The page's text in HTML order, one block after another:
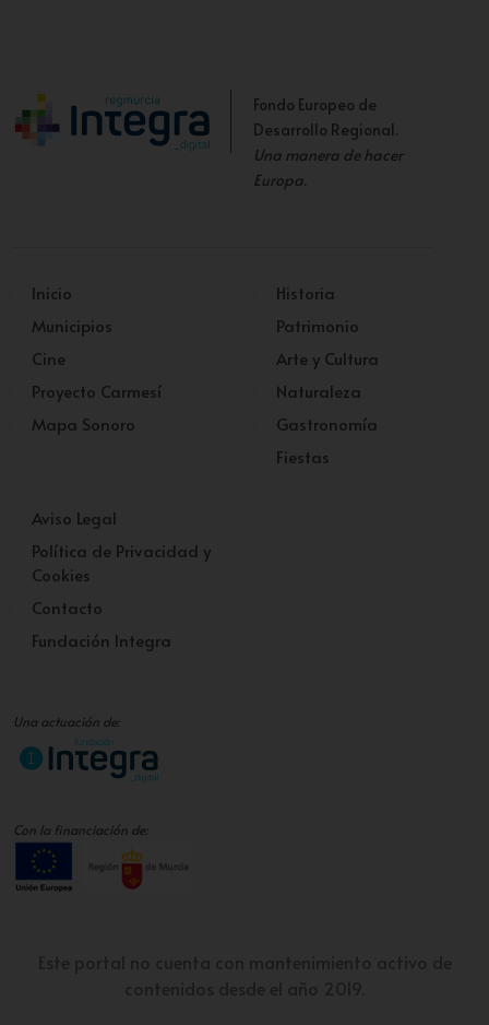
Fondo Europeo de
Desarrollo Regional.
Una manera de hacer
Europa.
Inicio
Municipios
Cine
Proyecto Carmesí
Mapa Sonoro
Historia
Patrimonio
Arte y Cultura
Naturaleza
Gastronomía
Fiestas
Aviso Legal
Política de Privacidad y
Cookies
Contacto
Fundación Integra
Una actuación de:
Con la financiación de: